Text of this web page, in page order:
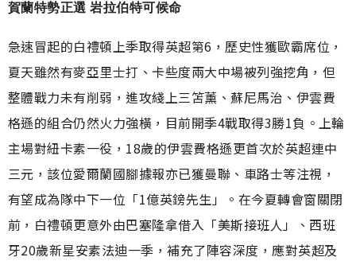
賀蘭特勢正選 岩拉伯特可候命
急速冒起的白禮頓上季取得英超第6，歷史性獲歐霸席位，
夏天雖然有麥亞里士打、卡些度兩大中場被列強挖角，但
整體戰力未有削弱，進攻綫上三笘薰、蘇尼馬治、伊雲費
格遜的組合仍然火力強橫，目前開季4戰取得3勝1負。上輪
主場對紐卡素一役，18歲的伊雲費格遜更首次於英超連中
三元，該位愛爾蘭國腳據報亦已獲曼聯、車路士等注視，
有望成為隊中下一位「1億英鎊先生」。在今夏轉會窗關閉
前，白禮頓更意外由巴塞隆拿借入「美斯接班人」、西班
牙20歲新星安素法迪一季，補充了陣容深度，應對英超及